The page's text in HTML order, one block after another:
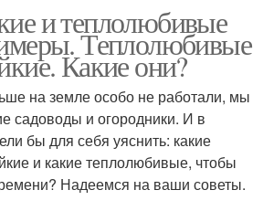
и теплолюбивые
Теплолюбивые
Какие они?
на земле особо не работали, мы
садоводы и огородники. И в
бы для себя уяснить: какие
и какие теплолюбивые, чтобы
Надеемся на ваши советы.